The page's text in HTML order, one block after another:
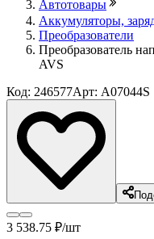
Автотовары
Аккумуляторы,
Преобразователи
Преобразователь
AVS
Код: 246577Арт: A07044S
3 538.75 ₽/шт